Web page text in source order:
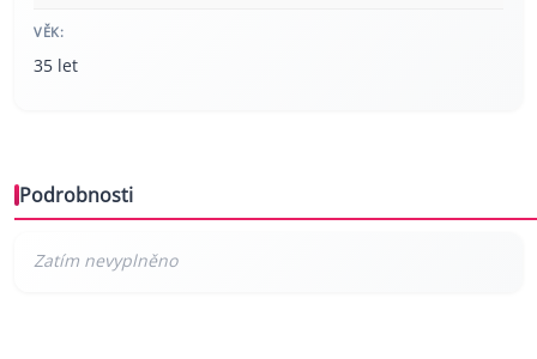
VĚK:
35 let
Podrobnosti